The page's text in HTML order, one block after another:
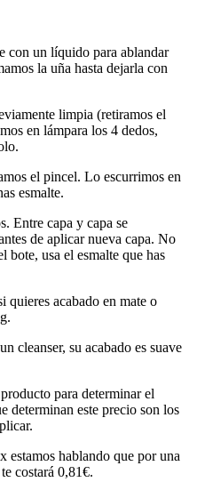
con un líquido para ablandar
la uña hasta dejarla con
limpia (retiramos el
en lámpara los 4 dedos,
el pincel. Lo escurrimos en
esmalte.
Entre capa y capa se
de aplicar nueva capa. No
bote, usa el esmalte que has
quieres acabado en mate o
cleanser, su acabado es suave
para determinar el
determinan este precio son los
estamos hablando que por una
costará 0,81€.